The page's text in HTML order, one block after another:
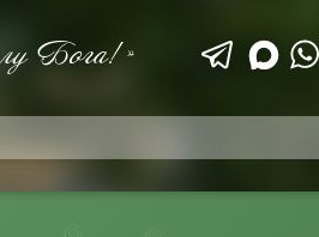
Бога!»